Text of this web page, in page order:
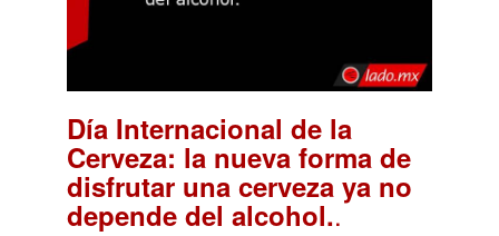
Día Internacional de la
Cerveza: la nueva forma de
disfrutar una cerveza ya no
depende del alcohol..